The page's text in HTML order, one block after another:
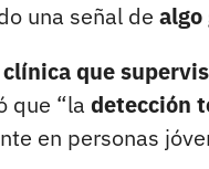
una señal de algo
que
que “la detección
en personas